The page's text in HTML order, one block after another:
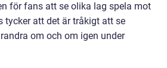
för fans att se olika lag spela mot
tycker att det är tråkigt att se
om och om igen under